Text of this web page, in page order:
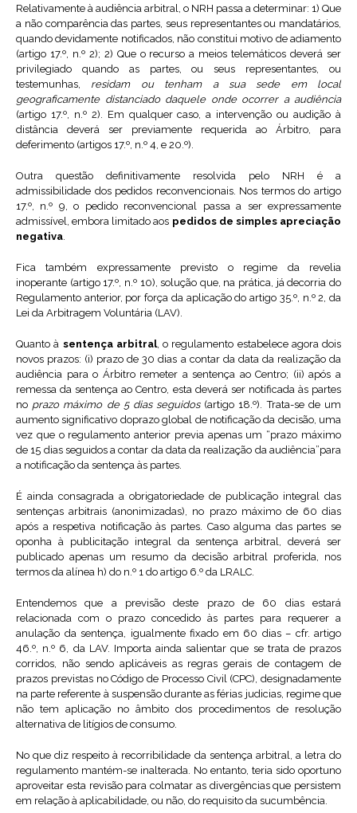
Relativamente à audiência arbitral, o NRH passa a determinar: 1) Que
a não comparência das partes, seus representantes ou mandatários,
quando devidamente notificados, não constitui motivo de adiamento
(artigo 17.º, n.º 2); 2) Que o recurso a meios telemáticos deverá ser
privilegiado quando as partes, ou seus representantes, ou
testemunhas, residam ou tenham a sua sede em local
geograficamente distanciado daquele onde ocorrer a audiência
(artigo 17.º, n.º 2). Em qualquer caso, a intervenção ou audição à
distância deverá ser previamente requerida ao Árbitro, para
deferimento (artigos 17.º, n.º 4, e 20.º).
Outra questão definitivamente resolvida pelo NRH é a
admissibilidade dos pedidos reconvencionais. Nos termos do artigo
17.º, n.º 9, o pedido reconvencional passa a ser expressamente
admissível, embora limitado aos pedidos de simples apreciação
negativa.
Fica também expressamente previsto o regime da revelia
inoperante (artigo 17.º, n.º 10), solução que, na prática, já decorria do
Regulamento anterior, por força da aplicação do artigo 35.º, n.º 2, da
Lei da Arbitragem Voluntária (LAV).
Quanto à sentença arbitral, o regulamento estabelece agora dois
novos prazos: (i) prazo de 30 dias a contar da data da realização da
audiência para o Árbitro remeter a sentença ao Centro; (ii) após a
remessa da sentença ao Centro, esta deverá ser notificada às partes
no prazo máximo de 5 dias seguidos(artigo 18.º). Trata-se de um
aumento significativo doprazo global de notificação da decisão, uma
vez que o regulamento anterior previa apenas um “prazo máximo
de 15 dias seguidos a contar da data da realização da audiência”para
a notificação da sentença às partes.
É ainda consagrada a obrigatoriedade de publicação integral das
sentenças arbitrais (anonimizadas), no prazo máximo de 60 dias
após a respetiva notificação às partes. Caso alguma das partes se
oponha à publicitação integral da sentença arbitral, deverá ser
publicado apenas um resumo da decisão arbitral proferida, nos
termos da alínea h) do n.º 1 do artigo 6.º da LRALC.
Entendemos que a previsão deste prazo de 60 dias estará
relacionada com o prazo concedido às partes para requerer a
anulação da sentença, igualmente fixado em 60 dias – cfr. artigo
46.º, n.º 6, da LAV. Importa ainda salientar que se trata de prazos
corridos, não sendo aplicáveis as regras gerais de contagem de
prazos previstas no Código de Processo Civil (CPC), designadamente
na parte referente à suspensão durante as férias judicias, regime que
não tem aplicação no âmbito dos procedimentos de resolução
alternativa de litígios de consumo.
No que diz respeito à recorribilidade da sentença arbitral, a letra do
regulamento mantém-se inalterada. No entanto, teria sido oportuno
aproveitar esta revisão para colmatar as divergências que persistem
em relação à aplicabilidade, ou não, do requisito da sucumbência.